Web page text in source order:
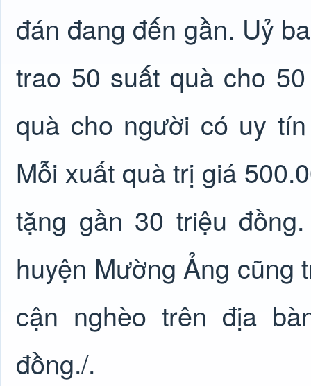
đán đang đến gần. Uỷ
trao 50 suất quà cho
quà cho người có uy
Mỗi xuất quà trị giá
tặng gần 30 triệu
huyện Mường Ảng cũng
cận nghèo trên địa
đồng./.